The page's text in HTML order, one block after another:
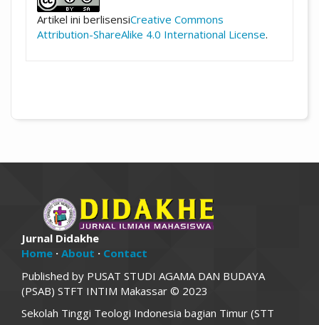
Artikel ini berlisensiCreative Commons
Attribution-ShareAlike 4.0 International License.
Jurnal Didakhe
Home · About · Contact
Published by PUSAT STUDI AGAMA DAN BUDAYA
(PSAB) STFT INTIM Makassar © 2023
Sekolah Tinggi Teologi Indonesia bagian Timur (STT